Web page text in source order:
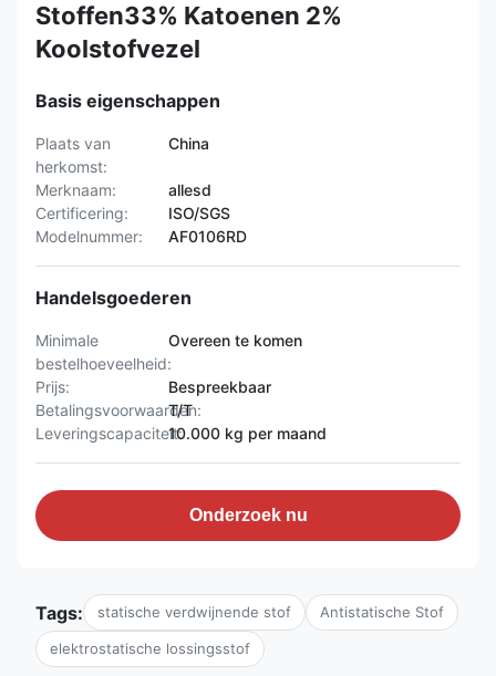
Stoffen33% Katoenen 2%
Koolstofvezel
Basis eigenschappen
Plaats van
herkomst:
China
Merknaam:
allesd
Certificering:
ISO/SGS
Modelnummer:
AF0106RD
Handelsgoederen
Minimale
bestelhoeveelheid:
Overeen te komen
Prijs:
Bespreekbaar
Betalingsvoorwaarden:
T/T
Leveringscapaciteit:10.000 kg per maand
Onderzoek nu
Tags: statische verdwijnende stof Antistatische Stof
elektrostatische lossingsstof